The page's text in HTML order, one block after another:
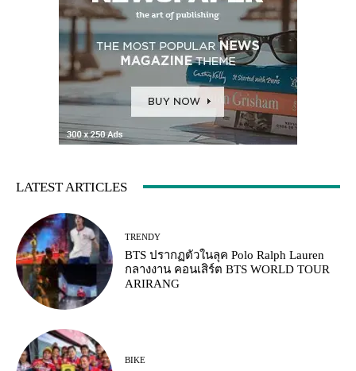
LATEST ARTICLES
TRENDY
BTS ปรากฏตัวในลุค Polo Ralph Lauren
กลางงาน คอนเสิร์ต BTS WORLD TOUR
ARIRANG
BIKE